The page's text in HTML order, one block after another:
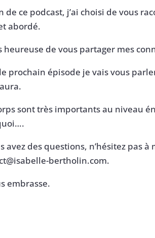
de ce podcast, j’ai choisi de vous
abordé.
heureuse de vous partager mes
prochain épisode je vais vous
sont très importants au niveau
avez des questions, n’hésitez pas
bertholin.com.
embrasse.